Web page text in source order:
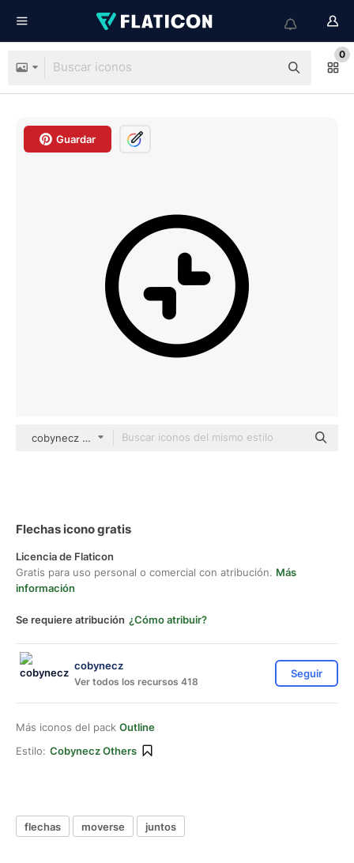
0
Guardar
cobynecz Others
Flechas icono gratis
Licencia de Flaticon
Gratis para uso personal o comercial con atribución. Más
información
Se requiere atribución ¿Cómo atribuir?
cobynecz
Ver todos los recursos 418
Seguir
Más iconos del pack Outline
Estilo: Cobynecz Others
flechas moverse juntos